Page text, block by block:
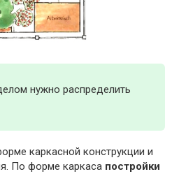
нужно распределить
каркасной конструкции и
По форме каркаса постройки